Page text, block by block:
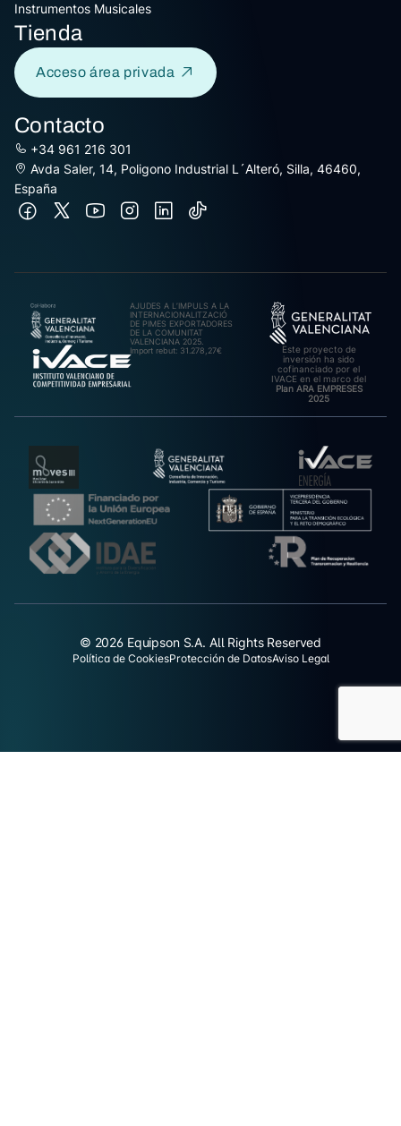
Instrumentos Musicales
Tienda
Acceso área privada
Contacto
+34 961 216 301
Avda Saler, 14, Poligono Industrial L´Alteró, Silla, 46460,
España
AJUDES A L’IMPULS A LA
INTERNACIONALITZACIÓ
DE PIMES EXPORTADORES
DE LA COMUNITAT
VALENCIANA 2025.
Import rebut: 31.278,27€
Este proyecto de
inversión ha sido
cofinanciado por el
IVACE en el marco del
Plan ARA EMPRESES
2025
© 2026 Equipson S.A. All Rights Reserved
Política de CookiesProtección de DatosAviso Legal